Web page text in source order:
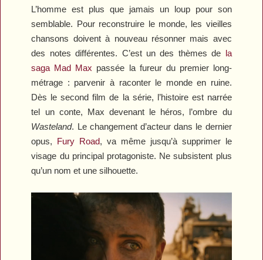
L’homme est plus que jamais un loup pour son
semblable. Pour reconstruire le monde, les vieilles
chansons doivent à nouveau résonner mais avec
des notes différentes. C’est un des thèmes de la
saga Mad Max passée la fureur du premier long-
métrage : parvenir à raconter le monde en ruine.
Dès le second film de la série, l’histoire est narrée
tel un conte, Max devenant le héros, l’ombre du
Wasteland. Le changement d’acteur dans le dernier
opus, Fury Road, va même jusqu’à supprimer le
visage du principal protagoniste. Ne subsistent plus
qu’un nom et une silhouette.